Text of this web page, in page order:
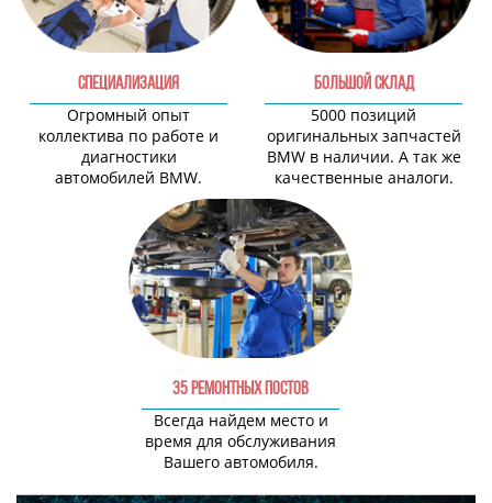
СПЕЦИАЛИЗАЦИЯ
Огромный опыт
коллектива по работе и
диагностики
автомобилей BMW.
БОЛЬШОЙ СКЛАД
5000 позиций
оригинальных запчастей
BMW в наличии. А так же
качественные аналоги.
35 РЕМОНТНЫХ ПОСТОВ
Всегда найдем место и
время для обслуживания
Вашего автомобиля.